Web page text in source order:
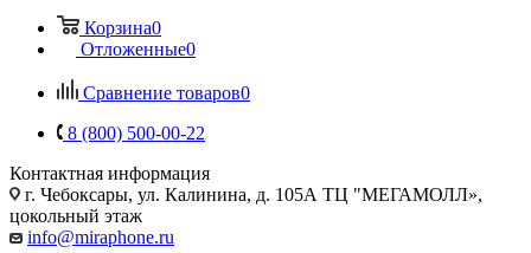
Корзина0
Отложенные0
Сравнение товаров0
8 (800) 500-00-22
Контактная информация
г. Чебоксары, ул. Калинина, д. 105А ТЦ "МЕГАМОЛЛ»,
цокольный этаж
info@miraphone.ru